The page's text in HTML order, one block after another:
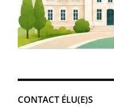
CONTACT ÉLU(E)S